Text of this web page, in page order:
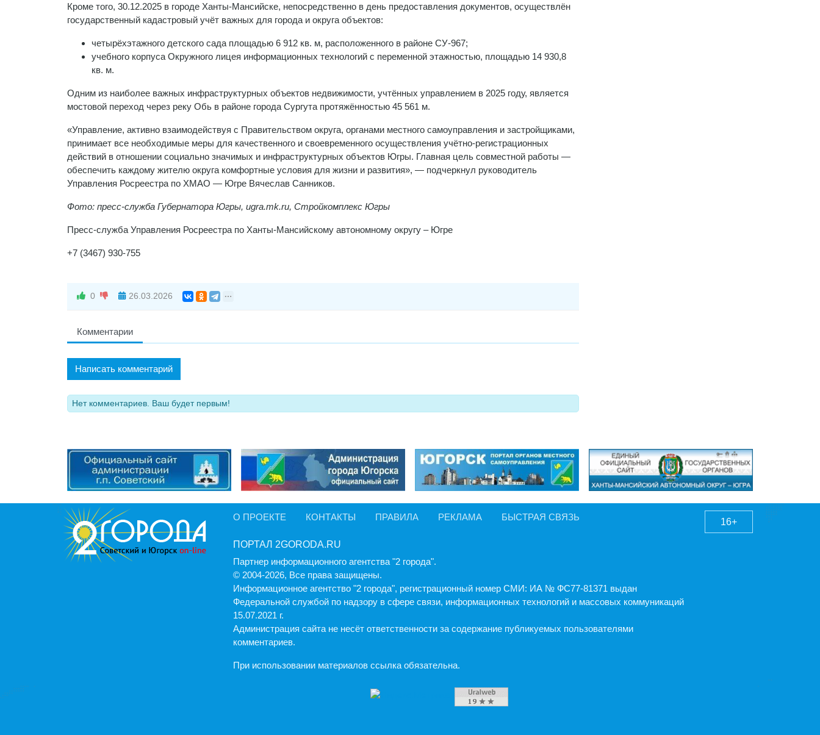
Кроме того, 30.12.2025 в городе Ханты-Мансийске, непосредственно в день предоставления документов, осуществлён
государственный кадастровый учёт важных для города и округа объектов:
четырёхэтажного детского сада площадью 6 912 кв. м, расположенного в районе СУ-967;
учебного корпуса Окружного лицея информационных технологий с переменной этажностью, площадью 14 930,8
кв. м.
Одним из наиболее важных инфраструктурных объектов недвижимости, учтённых управлением в 2025 году, является
мостовой переход через реку Обь в районе города Сургута протяжённостью 45 561 м.
«Управление, активно взаимодействуя с Правительством округа, органами местного самоуправления и застройщиками,
принимает все необходимые меры для качественного и своевременного осуществления учётно-регистрационных
действий в отношении социально значимых и инфраструктурных объектов Югры. Главная цель совместной работы —
обеспечить каждому жителю округа комфортные условия для жизни и развития», — подчеркнул руководитель
Управления Росреестра по ХМАО — Югре Вячеслав Санников.
Фото: пресс-служба Губернатора Югры, ugra.mk.ru, Стройкомплекс Югры
Пресс-служба Управления Росреестра по Ханты-Мансийскому автономному округу – Югре
+7 (3467) 930-755
0 26.03.2026
Комментарии
Написать комментарий
Нет комментариев. Ваш будет первым!
О ПРОЕКТЕ КОНТАКТЫ ПРАВИЛА РЕКЛАМА БЫСТРАЯ СВЯЗЬ
ПОРТАЛ 2GORODA.RU
Партнер информационного агентства "2 города".
© 2004-2026, Все права защищены.
Информационное агентство "2 города", регистрационный номер СМИ: ИА № ФС77-81371 выдан
Федеральной службой по надзору в сфере связи, информационных технологий и массовых коммуникаций
15.07.2021 г.
Администрация cайта не несёт ответственности за содержание публикуемых пользователями
комментариев.
При использовании материалов ссылка обязательна.
16+